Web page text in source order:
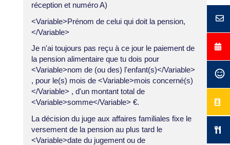
réception et numéro A)
<Variable>Prénom de celui qui doit la pension,
</Variable>
Je n'ai toujours pas reçu à ce jour le paiement de
la pension alimentaire que tu dois pour
<Variable>nom de (ou des) l'enfant(s)</Variable>
, pour le(s) mois de <Variable>mois concerné(s)
</Variable> , d'un montant total de
<Variable>somme</Variable> €.
La décision du juge aux affaires familiales fixe le
versement de la pension au plus tard le
<Variable>date du jugement ou de